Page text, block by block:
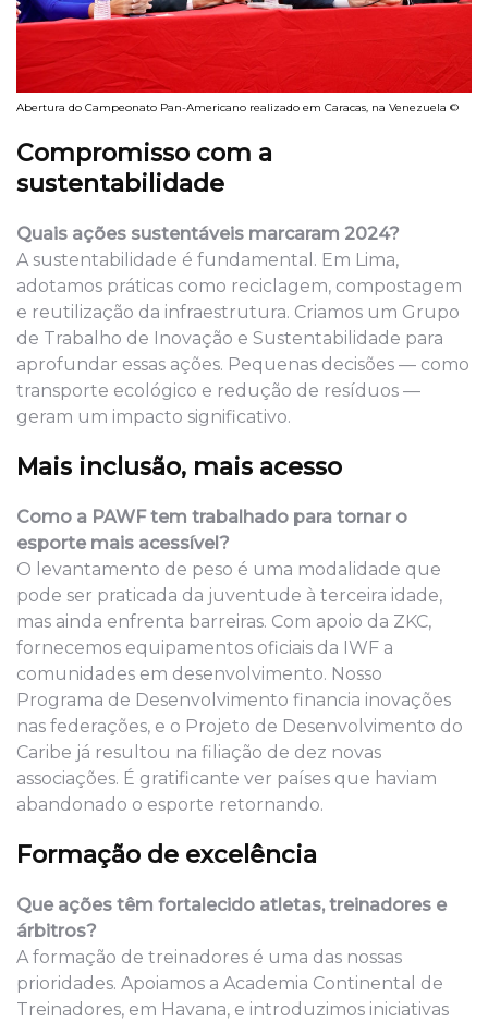
Abertura do Campeonato Pan-Americano realizado em Caracas, na Venezuela ©
Compromisso com a
sustentabilidade
Quais ações sustentáveis marcaram 2024?
A sustentabilidade é fundamental. Em Lima,
adotamos práticas como reciclagem, compostagem
e reutilização da infraestrutura. Criamos um Grupo
de Trabalho de Inovação e Sustentabilidade para
aprofundar essas ações. Pequenas decisões — como
transporte ecológico e redução de resíduos —
geram um impacto significativo.
Mais inclusão, mais acesso
Como a PAWF tem trabalhado para tornar o
esporte mais acessível?
O levantamento de peso é uma modalidade que
pode ser praticada da juventude à terceira idade,
mas ainda enfrenta barreiras. Com apoio da ZKC,
fornecemos equipamentos oficiais da IWF a
comunidades em desenvolvimento. Nosso
Programa de Desenvolvimento financia inovações
nas federações, e o Projeto de Desenvolvimento do
Caribe já resultou na filiação de dez novas
associações. É gratificante ver países que haviam
abandonado o esporte retornando.
Formação de excelência
Que ações têm fortalecido atletas, treinadores e
árbitros?
A formação de treinadores é uma das nossas
prioridades. Apoiamos a Academia Continental de
Treinadores, em Havana, e introduzimos iniciativas